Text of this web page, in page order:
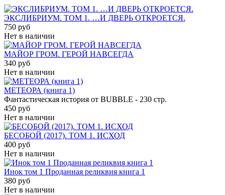
ЭКСЛИБРИУМ. ТОМ 1. …И ДВЕРЬ ОТКРОЕТСЯ.
750 руб
Нет в наличии
МАЙОР ГРОМ. ГЕРОЙ НАВСЕГДА
340 руб
Нет в наличии
МЕТЕОРА (книга 1)
Фантастическая история от BUBBLE - 230 стр.
450 руб
Нет в наличии
БЕСОБОЙ (2017). ТОМ 1. ИСХОД
400 руб
Нет в наличии
Инок том 1 Проданная реликвия книга 1
380 руб
Нет в наличии